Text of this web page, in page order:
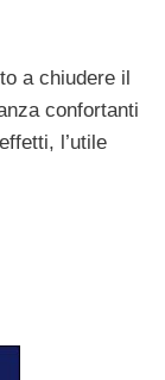
a chiudere il
confortanti
l’utile